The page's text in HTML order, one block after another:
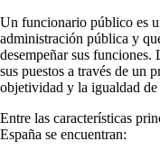
Un funcionario público es
administración pública y
desempeñar sus
sus puestos a través de un
objetividad y la igualdad de
Entre las características
España se encuentran: